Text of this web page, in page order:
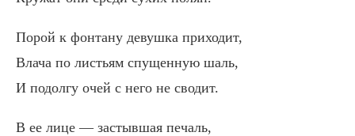
Порой к фонтану девушка приходит,
Влача по листьям спущенную шаль,
И подолгу очей с него не сводит.
В ее лице — застывшая печаль,